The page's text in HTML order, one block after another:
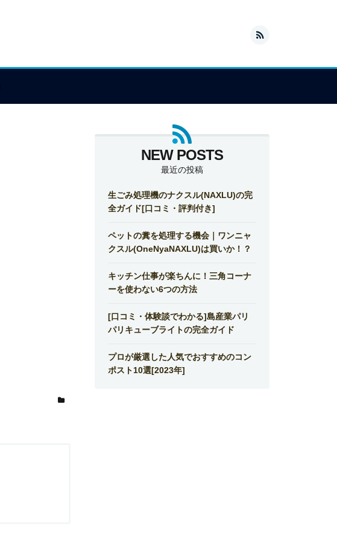
最近の投稿
生ごみ処理機のナクスル(NAXLU)の完
全ガイド[口コミ・評判付き]
ペットの糞を処理する機会｜ワンニャ
クスル(OneNyaNAXLU)は買いか！？
キッチン仕事が楽ちんに！三角コーナ
ーを使わない6つの方法
[口コミ・体験談でわかる]島産業パリ
パリキューブライトの完全ガイド
プロが厳選した人気でおすすめのコン
ポスト10選[2023年]